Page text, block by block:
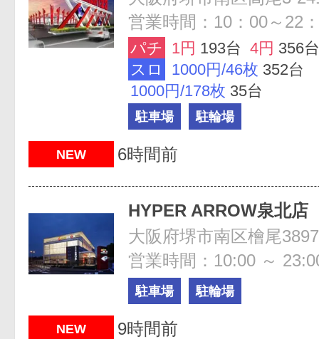
営業時間：10：00～22
パチ 1円 193台 4円 356台
スロ
1000円/46枚 352台
1000円/178枚 35台
駐車場 駐輪場
NEW 6時間前
HYPER ARROW泉北店
大阪府堺市南区檜尾
営業時間：10:00 ～
駐車場 駐輪場
NEW 9時間前